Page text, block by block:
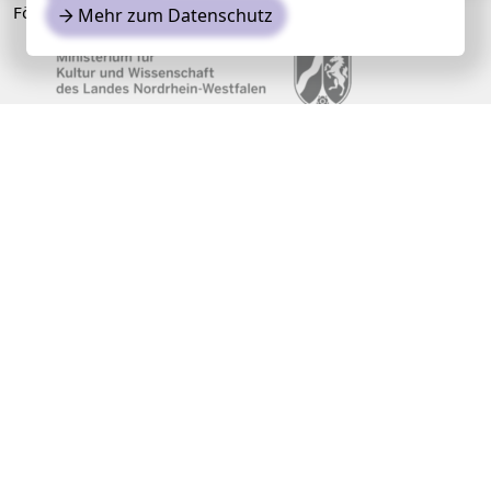
→ Mehr zum Datenschutz
Förderer